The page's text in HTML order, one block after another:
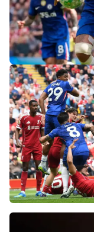
«Слот не тот
«Ливерпуля» и
после ничьей
Фанаты